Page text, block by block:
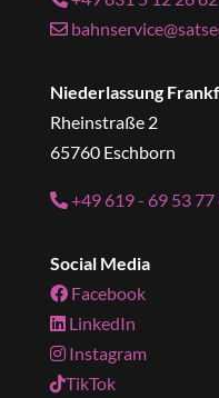
Niederlassung
Rheinstraße 2
65760 Eschborn
+49 619 - 69 53 77
Social Media
Facebook
LinkedIn
Instagram
TikTok